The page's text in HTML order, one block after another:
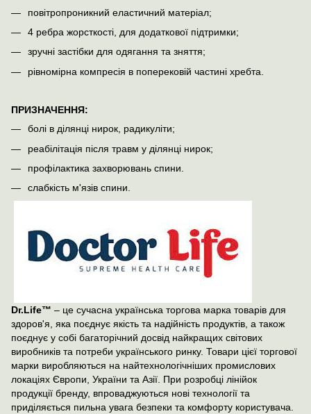
повітропроникний еластичний матеріал;
4 ребра жорсткості, для додаткової підтримки;
зручні застібки для одягання та зняття;
рівномірна компресія в поперековій частині хребта.
ПРИЗНАЧЕННЯ:
болі в ділянці нирок, радикуліти;
реабілітація після травм у ділянці нирок;
профілактика захворювань спини.
слабкість м'язів спини.
Dr.Life™ – це сучасна українська торгова марка товарів для
здоров'я, яка поєднує якість та надійність продуктів, а також
поєднує у собі багаторічний досвід найкращих світових
виробників та потреби українського ринку. Товари цієї торгової
марки виробляються на найтехнологічніших промислових
локаціях Європи, України та Азії. При розробці лінійок
продукції бренду, впроваджуються нові технології та
приділяється пильна увага безпеки та комфорту користувача.